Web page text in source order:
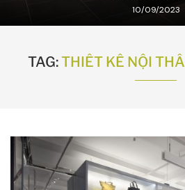
10/09/2023
TAG:THIẾT KẾ NỘI